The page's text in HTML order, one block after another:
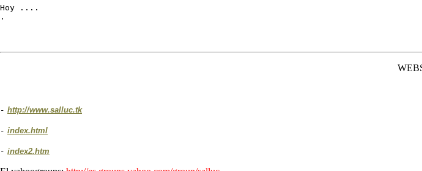
Hoy ....
.
- http://www.salluc.tk
- index.html
- index2.htm